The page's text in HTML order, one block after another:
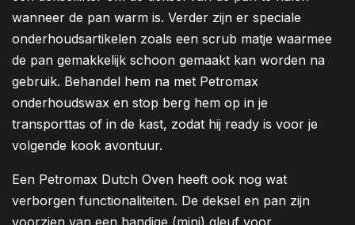
wanneer de pan warm is. Verder zijn er speciale
onderhoudsartikelen zoals een scrub matje waarmee
de pan gemakkelijk schoon gemaakt kan worden na
gebruik. Behandel hem na met Petromax
onderhoudswax en stop berg hem op in je
transporttas of in de kast, zodat hij ready is voor je
volgende kook avontuur.
Een Petromax Dutch Oven heeft ook nog wat
verborgen functionaliteiten. De deksel en pan zijn